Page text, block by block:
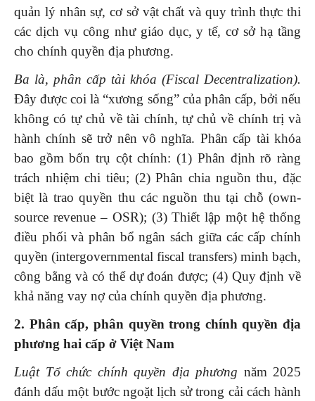
quản lý nhân sự, cơ sở vật chất và quy trình thực thi
các dịch vụ công như giáo dục, y tế, cơ sở hạ tầng
cho chính quyền địa phương.
Ba là, phân cấp tài khóa (Fiscal Decentralization).
Đây được coi là “xương sống” của phân cấp, bởi nếu
không có tự chủ về tài chính, tự chủ về chính trị và
hành chính sẽ trở nên vô nghĩa. Phân cấp tài khóa
bao gồm bốn trụ cột chính: (1) Phân định rõ ràng
trách nhiệm chi tiêu; (2) Phân chia nguồn thu, đặc
biệt là trao quyền thu các nguồn thu tại chỗ (own-
source revenue – OSR); (3) Thiết lập một hệ thống
điều phối và phân bổ ngân sách giữa các cấp chính
quyền (intergovernmental fiscal transfers) minh bạch,
công bằng và có thể dự đoán được; (4) Quy định về
khả năng vay nợ của chính quyền địa phương.
2. Phân cấp, phân quyền trong chính quyền địa
phương hai cấp ở Việt Nam
Luật Tổ chức chính quyền địa phương năm 2025
đánh dấu một bước ngoặt lịch sử trong cải cách hành